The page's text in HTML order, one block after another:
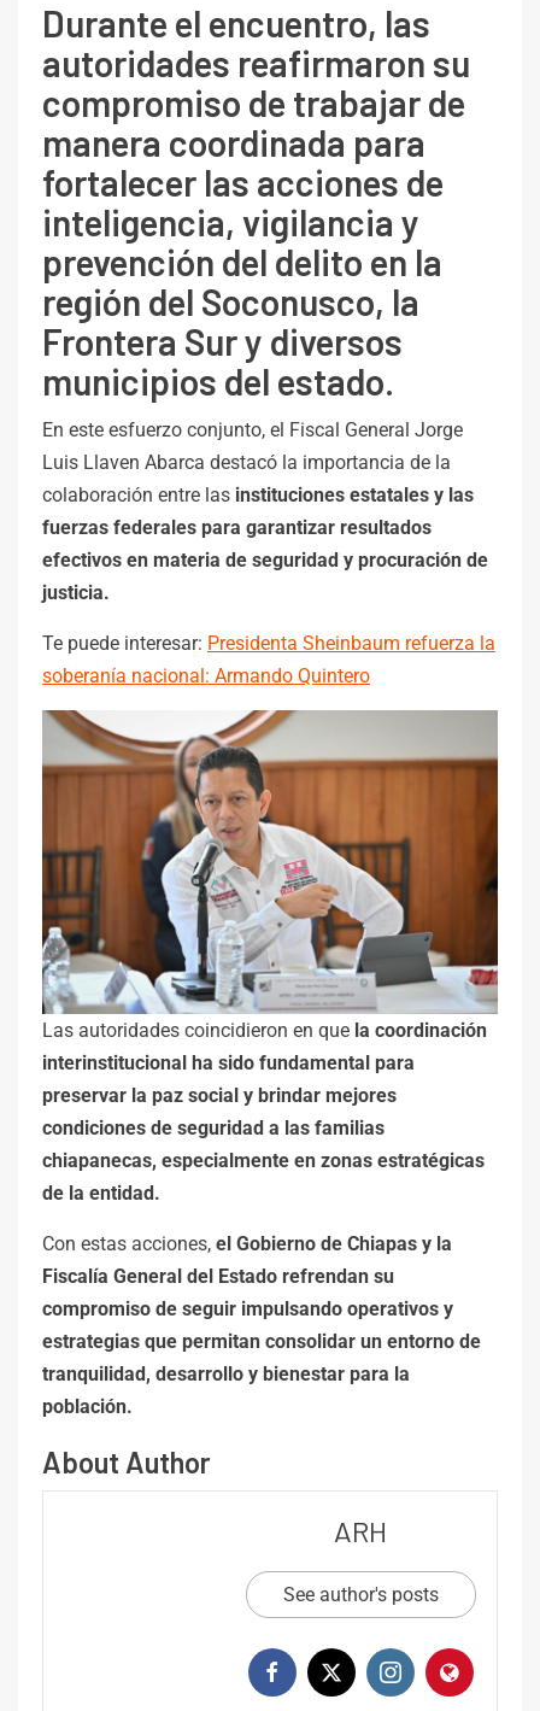
Durante el encuentro, las
autoridades reafirmaron su
compromiso de trabajar de
manera coordinada para
fortalecer las acciones de
inteligencia, vigilancia y
prevención del delito en la
región del Soconusco, la
Frontera Sur y diversos
municipios del estado.
En este esfuerzo conjunto, el Fiscal General Jorge
Luis Llaven Abarca destacó la importancia de la
colaboración entre las instituciones estatales y las
fuerzas federales para garantizar resultados
efectivos en materia de seguridad y procuración de
justicia.
Te puede interesar: Presidenta Sheinbaum refuerza la
soberanía nacional: Armando Quintero
Las autoridades coincidieron en que la coordinación
interinstitucional ha sido fundamental para
preservar la paz social y brindar mejores
condiciones de seguridad a las familias
chiapanecas, especialmente en zonas estratégicas
de la entidad.
Con estas acciones, el Gobierno de Chiapas y la
Fiscalía General del Estado refrendan su
compromiso de seguir impulsando operativos y
estrategias que permitan consolidar un entorno de
tranquilidad, desarrollo y bienestar para la
población.
About Author
ARH
See author's posts